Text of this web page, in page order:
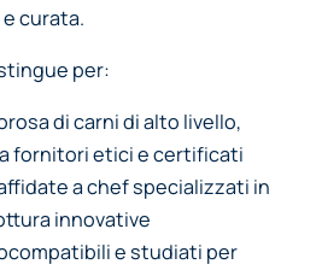
curata.
per:
di carni di alto livello,
fornitori etici e certificati
a chef specializzati in
innovative
e studiati per